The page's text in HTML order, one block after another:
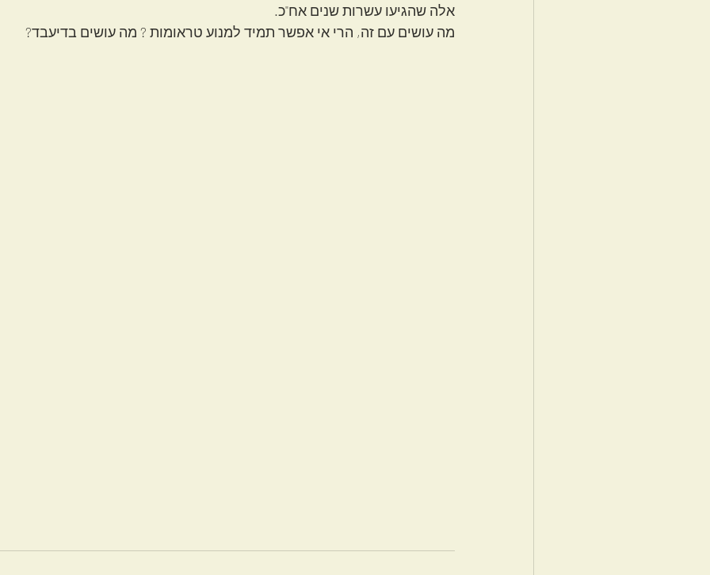
אלה שהגיעו עשרות שנים אח"כ.
מה עושים עם זה, הרי אי אפשר תמיד למנוע טראומות ? מה עושים בדיעבד?